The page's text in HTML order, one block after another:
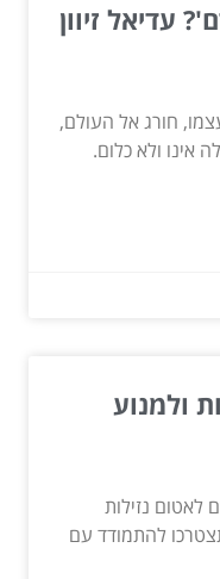
עדיאל זיוון
חורג אל העולם,
אינו ולא כלום.
ולמנוע
לאטום נזילות
להתמודד עם